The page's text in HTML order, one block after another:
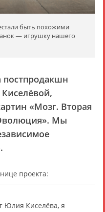
быть похожими
— игрушку нашего
постпродакшн
«Мозг. Вторая
Мы
проекта:
Юлия Киселёва, я